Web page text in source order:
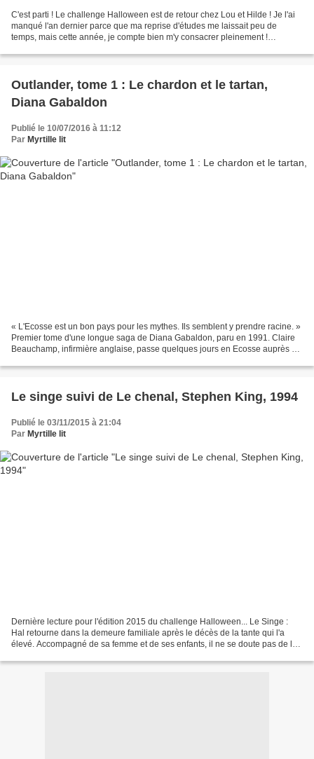
C'est parti ! Le challenge Halloween est de retour chez Lou et Hilde ! Je l'ai
manqué l'an dernier parce que ma reprise d'études me laissait peu de
temps, mais cette année, je compte bien m'y consacrer pleinement !
Outlander, tome 1 : Le chardon et le tartan,
Diana Gabaldon
Publié le 10/07/2016 à 11:12
Par Myrtille lit
« L'Ecosse est un bon pays pour les mythes. Ils semblent y prendre racine. »
Premier tome d'une longue saga de Diana Gabaldon, paru en 1991. Claire
Beauchamp, infirmière anglaise, passe quelques jours en Ecosse auprès de
Le singe suivi de Le chenal, Stephen King, 1994
Publié le 03/11/2015 à 21:04
Par Myrtille lit
Dernière lecture pour l'édition 2015 du challenge Halloween... Le Singe :
Hal retourne dans la demeure familiale après le décès de la tante qui l'a
élevé. Accompagné de sa femme et de ses enfants, il ne se doute pas de la